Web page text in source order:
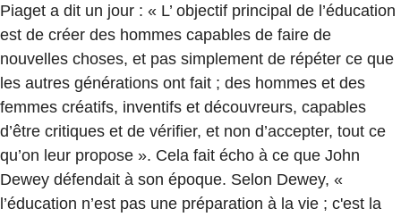
Piaget a dit un jour : « L’ objectif principal de l’éducation
est de créer des hommes capables de faire de
nouvelles choses, et pas simplement de répéter ce que
les autres générations ont fait ; des hommes et des
femmes créatifs, inventifs et découvreurs, capables
d’être critiques et de vérifier, et non d’accepter, tout ce
qu’on leur propose ». Cela fait écho à ce que John
Dewey défendait à son époque. Selon Dewey, «
l’éducation n’est pas une préparation à la vie ; c'est la